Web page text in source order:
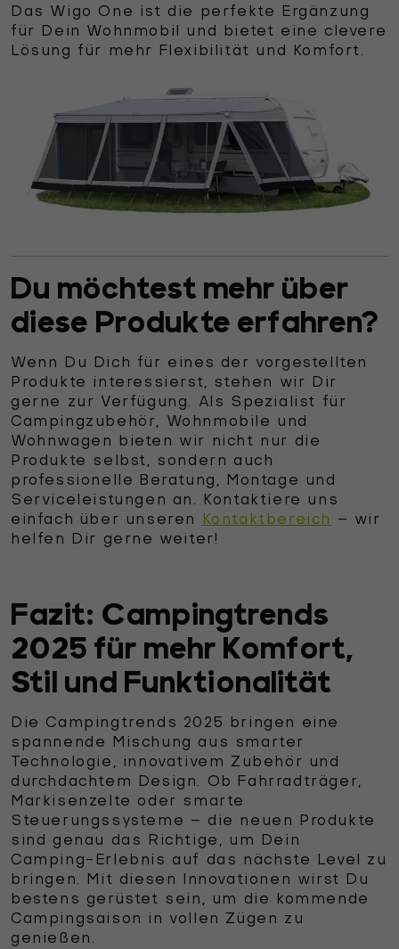
Das Wigo One ist die perfekte Ergänzung
für Dein Wohnmobil und bietet eine clevere
Lösung für mehr Flexibilität und Komfort.
Du möchtest mehr über
diese Produkte erfahren?
Wenn Du Dich für eines der vorgestellten
Produkte interessierst, stehen wir Dir
gerne zur Verfügung. Als Spezialist für
Campingzubehör, Wohnmobile und
Wohnwagen bieten wir nicht nur die
Produkte selbst, sondern auch
professionelle Beratung, Montage und
Serviceleistungen an. Kontaktiere uns
einfach über unseren Kontaktbereich – wir
helfen Dir gerne weiter!
Fazit: Campingtrends
2025 für mehr Komfort,
Stil und Funktionalität
Die Campingtrends 2025 bringen eine
spannende Mischung aus smarter
Technologie, innovativem Zubehör und
durchdachtem Design. Ob Fahrradträger,
Markisenzelte oder smarte
Steuerungssysteme – die neuen Produkte
sind genau das Richtige, um Dein
Camping-Erlebnis auf das nächste Level zu
bringen. Mit diesen Innovationen wirst Du
bestens gerüstet sein, um die kommende
Campingsaison in vollen Zügen zu
genießen.